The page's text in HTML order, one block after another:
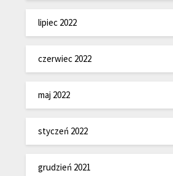
lipiec 2022
czerwiec 2022
maj 2022
styczeń 2022
grudzień 2021